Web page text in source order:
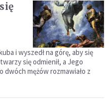
i wyszedł na górę, aby się
się odmienił, a Jego
dwóch mężów rozmawiało z